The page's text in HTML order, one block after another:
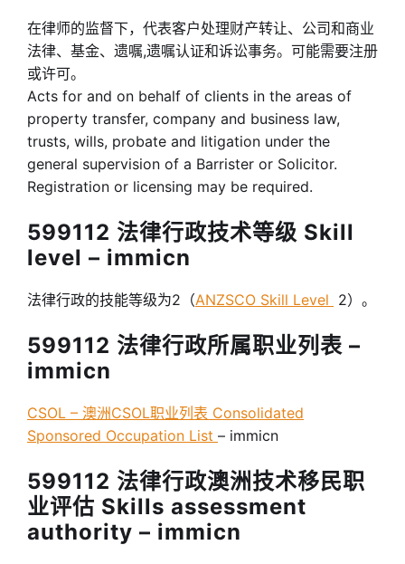
在律师的监督下，代表客户处理财产转让、公司和商业
法律、基金、遗嘱,遗嘱认证和诉讼事务。可能需要注册
或许可。
Acts for and on behalf of clients in the areas of
property transfer, company and business law,
trusts, wills, probate and litigation under the
general supervision of a Barrister or Solicitor.
Registration or licensing may be required.
599112 法律行政技术等级 Skill
level – immicn
法律行政的技能等级为2（ANZSCO Skill Level 2）。
599112 法律行政所属职业列表 –
immicn
CSOL – 澳洲CSOL职业列表 Consolidated
Sponsored Occupation List – immicn
599112 法律行政澳洲技术移民职
业评估 Skills assessment
authority – immicn